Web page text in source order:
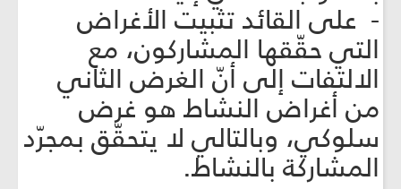
- على القائد تثبيت الأغراض
التي حقّقها المشاركون، مع
الالتفات إلى أنّ الغرض الثاني
من أغراض النشاط هو غرض
سلوكي، وبالتالي لا يتحقّق بمجرّد
المشاركة بالنشاط.